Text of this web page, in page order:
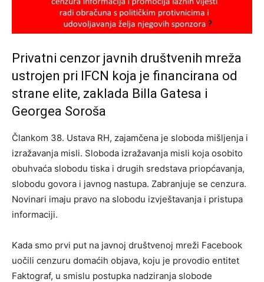
Privatni cenzor javnih društvenih mreža
ustrojen pri IFCN koja je financirana od
strane elite, zaklada Billa Gatesa i
Georgea Soroša
Člankom 38. Ustava RH, zajamčena je sloboda mišljenja i
izražavanja misli. Sloboda izražavanja misli koja osobito
obuhvaća slobodu tiska i drugih sredstava priopćavanja,
slobodu govora i javnog nastupa. Zabranjuje se cenzura.
Novinari imaju pravo na slobodu izvještavanja i pristupa
informaciji.
Kada smo prvi put na javnoj društvenoj mreži Facebook
uočili cenzuru domaćih objava, koju je provodio entitet
Faktograf, u smislu postupka nadziranja slobode